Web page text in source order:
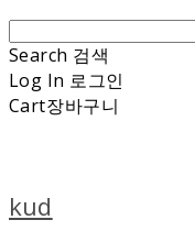
Search 검색
Log In 로그인
Cart장바구니
kud